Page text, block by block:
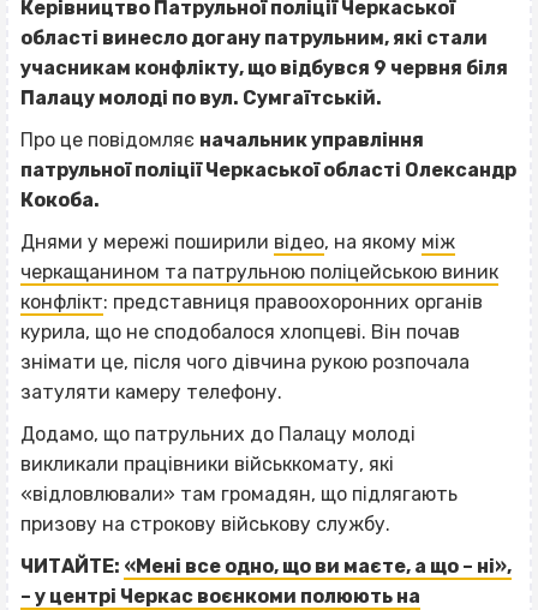
Керівництво Патрульної поліції Черкаської
області винесло догану патрульним, які стали
учасникам конфлікту, що відбувся 9 червня біля
Палацу молоді по вул. Сумгаїтській.
Про це повідомляє начальник управління
патрульної поліції Черкаської області Олександр
Кокоба.
Днями у мережі поширили відео, на якому між
черкащанином та патрульною поліцейською виник
конфлікт: представниця правоохоронних органів
курила, що не сподобалося хлопцеві. Він почав
знімати це, після чого дівчина рукою розпочала
затуляти камеру телефону.
Додамо, що патрульних до Палацу молоді
викликали працівники військкомату, які
«відловлювали» там громадян, що підлягають
призову на строкову військову службу.
ЧИТАЙТЕ: «Мені все одно, що ви маєте, а що – ні»,
– у центрі Черкас воєнкоми полюють на